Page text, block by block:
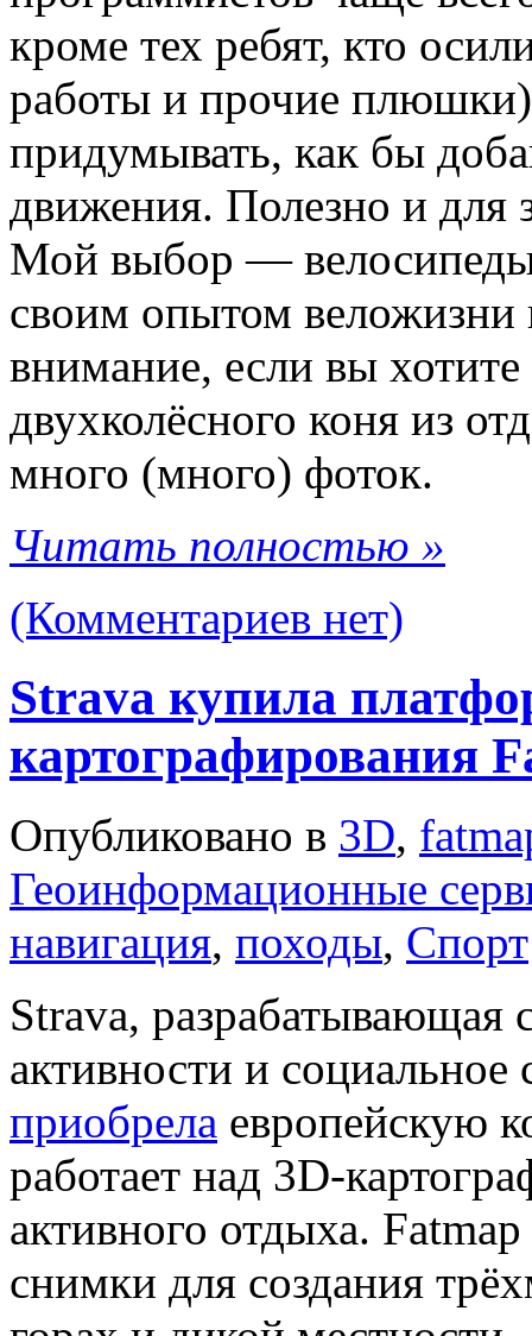
кроме тех ребят, кто
работы и прочие
придумывать, как бы
движения. Полезно и для
Мой выбор —
своим опытом веложизни
внимание, если вы хотите
двухколёсного коня из
много (много) фоток.
Читать полностью »
(Комментариев нет)
Strava купила
картографирования
Опубликовано в 3D,
Геоинформационные
навигация, походы, Спорт
Strava, разрабатывающая
активности и социальное
приобрела европейскую
работает над 3D-
активного отдыха.
снимки для создания